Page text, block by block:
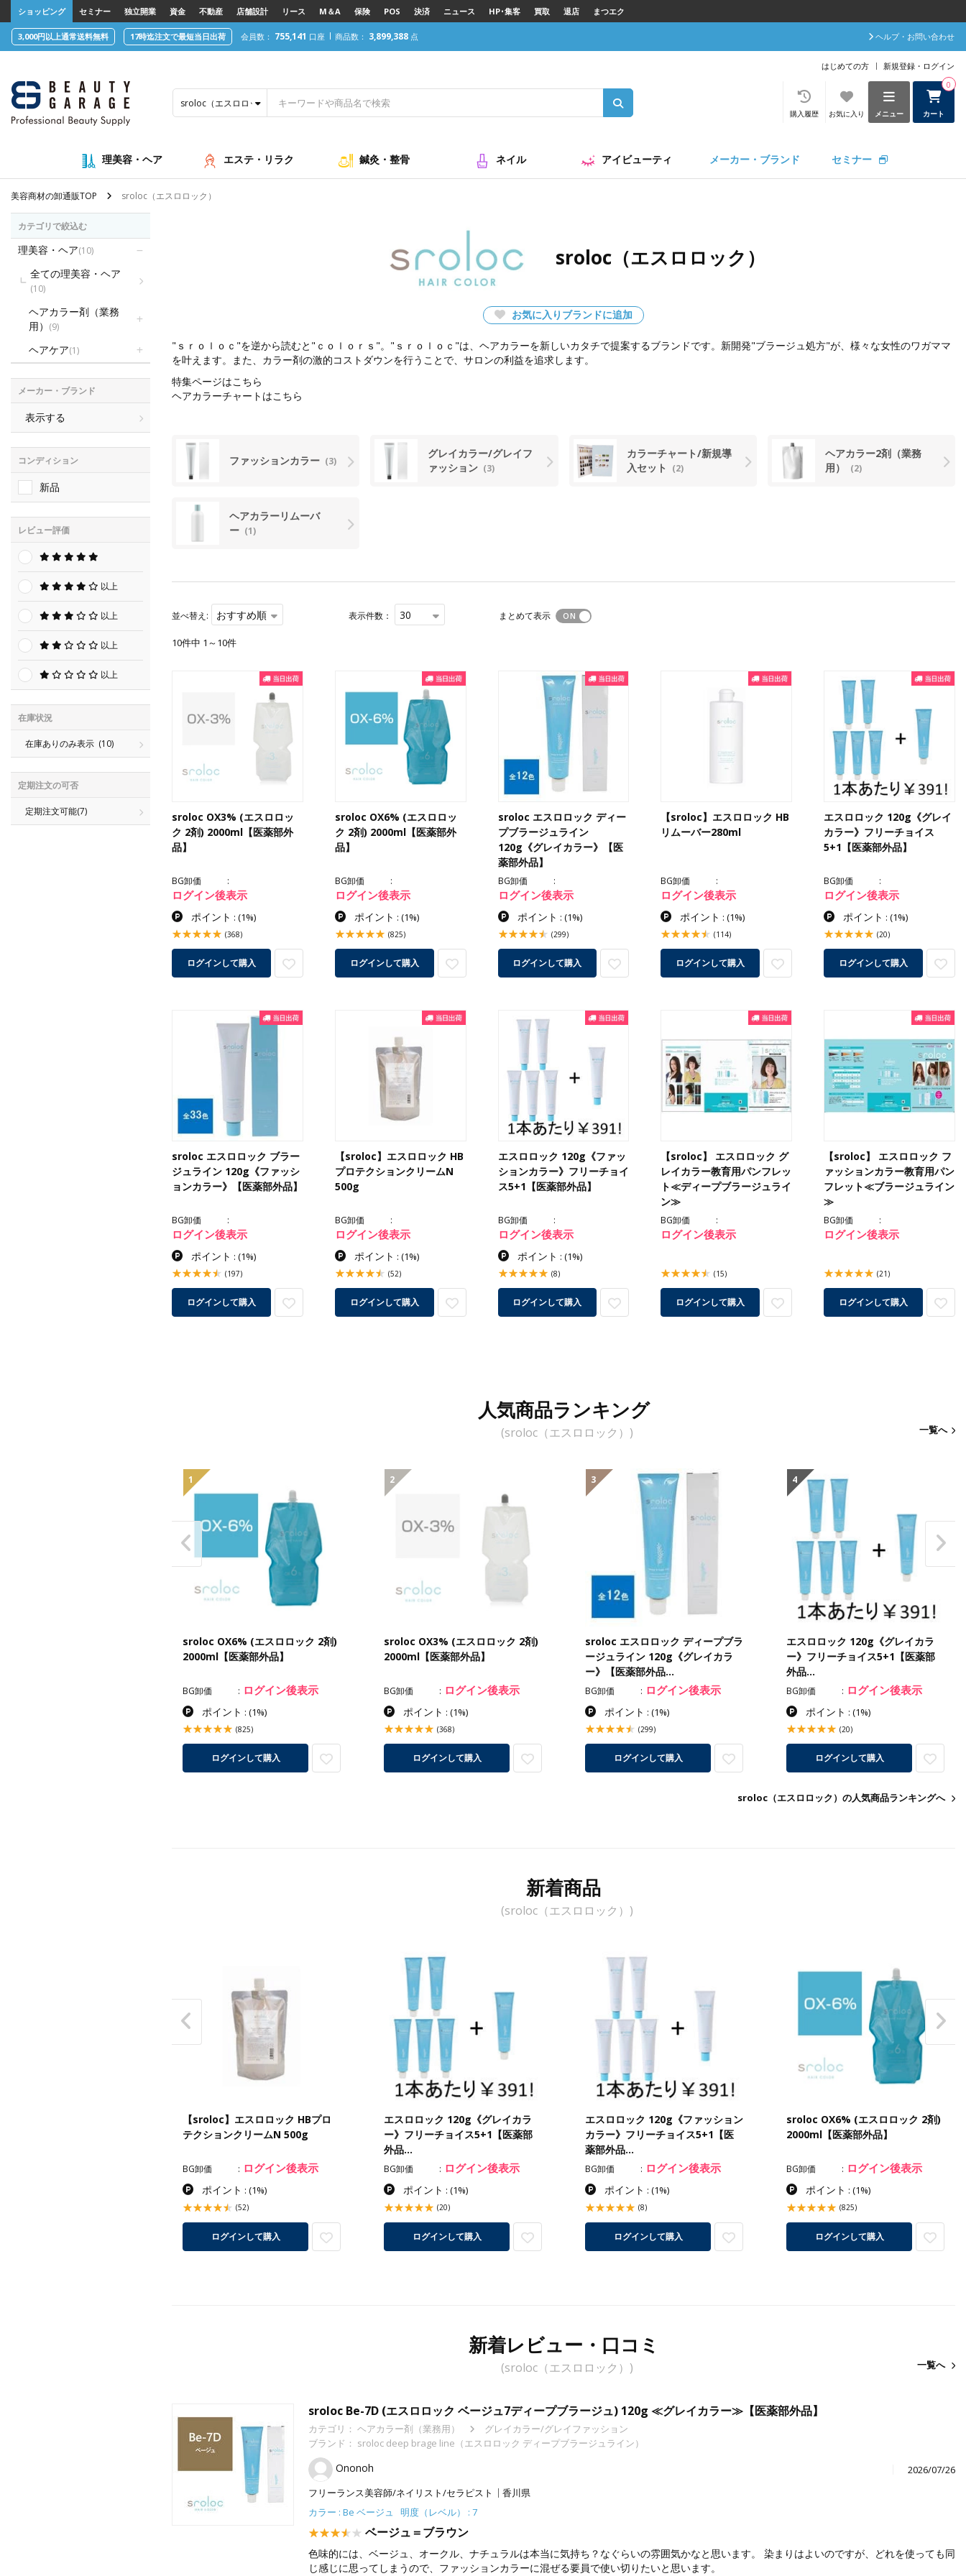
text.skipToContent
text.skipToNavigation
ショッピング セミナー 独立開業 資金 不動産 店舗設計 リース M＆A 保険 POS 決済 ニュース HP･集客 買取 退店 まつエク
3,000円以上通常送料無料 17時迄注文で最短当日出荷 会員数： 755,141 口座 商品数： 3,899,388 点 ヘルプ・お問い合わせ
はじめての方 新規登録・ログイン
カート
0
メニュー
お気に入り
購入履歴
sroloc（エスロロック）
理美容・ヘア エステ・リラク 鍼灸・整骨 ネイル アイビューティ メーカー・ブランド セミナー
美容商材の卸通販TOP sroloc（エスロロック）
カテゴリで絞込む
理美容・ヘア(10)
全ての理美容・ヘア
(10)
ヘアカラー剤（業務
用） (9)
ヘアケア(1)
メーカー・ブランド
表示する
コンディション
新品
レビュー評価
以上
以上
以上
以上
在庫状況
在庫ありのみ表示 (10)
定期注文の可否
定期注文可能(7)
sroloc（エスロロック）
お気に入りブランドに追加
"ｓｒｏｌｏｃ"を逆から読むと"ｃｏｌｏｒｓ"。"ｓｒｏｌｏｃ"は、ヘアカラーを新しいカタチで提案するブランドです。新開発"ブラージュ処方"が、様々な女性のワガママ
を叶えます。また、カラー剤の激的コストダウンを行うことで、サロンの利益を追求します。
特集ページはこちら
ヘアカラーチャートはこちら
ファッションカラー (3)
グレイカラー/グレイフ
ァッション (3)
カラーチャート/新規導
入セット
(2)
ヘアカラー2剤（業務
用）
(2)
ヘアカラーリムーバ
ー (1)
並べ替え: おすすめ順 表示件数： 30 まとめて表示
10件中 1～10件
sroloc OX3% (エスロロッ
ク 2剤) 2000ml【医薬部外
品】
BG卸価
ログイン後表示
ポイント : (1%)
(368)
ログインして購入
sroloc OX6% (エスロロッ
ク 2剤) 2000ml【医薬部外
品】
BG卸価
ログイン後表示
ポイント : (1%)
(825)
ログインして購入
sroloc エスロロック ディー
プブラージュライン
120g《グレイカラー》【医
薬部外品】
BG卸価
ログイン後表示
ポイント : (1%)
(299)
ログインして購入
【sroloc】エスロロック HB
リムーバー280ml
BG卸価
ログイン後表示
ポイント :(1%)
(114)
ログインして購入
エスロロック 120g《グレイ
カラー》フリーチョイス
5+1【医薬部外品】
BG卸価
ログイン後表示
ポイント :(1%)
(20)
ログインして購入
sroloc エスロロック ブラー
ジュライン 120g《ファッシ
ョンカラー》【医薬部外品】
BG卸価
ログイン後表示
ポイント : (1%)
(197)
ログインして購入
【sroloc】エスロロック HB
プロテクションクリームN
500g
BG卸価
ログイン後表示
ポイント : (1%)
(52)
ログインして購入
エスロロック 120g《ファッ
ションカラー》フリーチョイ
ス5+1【医薬部外品】
BG卸価
ログイン後表示
ポイント : (1%)
(8)
ログインして購入
【sroloc】 エスロロック グ
レイカラー教育用パンフレッ
ト≪ディープブラージュライ
ン≫
BG卸価
ログイン後表示
(15)
ログインして購入
【sroloc】 エスロロック フ
ァッションカラー教育用パン
フレット≪ブラージュライン
≫
BG卸価
ログイン後表示
(21)
ログインして購入
人気商品ランキング
(sroloc（エスロロック）) 一覧へ
1
sroloc OX6% (エスロロック 2剤)
2000ml【医薬部外品】
BG卸価 ログイン後表示
ポイント : (1%)
(825)
ログインして購入
2
sroloc OX3% (エスロロック 2剤)
2000ml【医薬部外品】
BG卸価 ログイン後表示
ポイント : (1%)
(368)
ログインして購入
3
sroloc エスロロック ディープブラ
ージュライン 120g《グレイカラ
ー》【医薬部外品…
BG卸価 ログイン後表示
ポイント : (1%)
(299)
ログインして購入
4
エスロロック 120g《グレイカラ
ー》フリーチョイス5+1【医薬部
外品…
BG卸価 ログイン後表示
ポイント : (1%)
(20)
ログインして購入
sroloc（エスロロック）の人気商品ランキングへ
新着商品
(sroloc（エスロロック）)
【sroloc】エスロロック HBプロ
テクションクリームN 500g
BG卸価 ログイン後表示
ポイント : (1%)
(52)
ログインして購入
エスロロック 120g《グレイカラ
ー》フリーチョイス5+1【医薬部
外品…
BG卸価 ログイン後表示
ポイント : (1%)
(20)
ログインして購入
エスロロック 120g《ファッション
カラー》フリーチョイス5+1【医
薬部外品…
BG卸価 ログイン後表示
ポイント : (1%)
(8)
ログインして購入
sroloc OX6% (エスロロック 2剤)
2000ml【医薬部外品】
BG卸価 ログイン後表示
ポイント : (1%)
(825)
ログインして購入
新着レビュー・口コミ
(sroloc（エスロロック）) 一覧へ
sroloc Be-7D (エスロロック ベージュ7ディープブラージュ) 120g ≪グレイカラー≫【医薬部外品】
カテゴリ： ヘアカラー剤（業務用）
グレイカラー/グレイファッション
ブランド： sroloc deep brage line（エスロロック ディープブラージュライン）
Ononoh
2026/07/26
フリーランス美容師/ネイリスト/セラピスト
香川県
カラー : Be ベージュ 明度（レベル） : 7
ベージュ＝ブラウン
色味的には、ベージュ、オークル、ナチュラルは本当に気持ち？なぐらいの雰囲気かなと思います。 染まりはよいのですが、どれを使っても同
じ感じに思ってしまうので、ファッションカラーに混ぜる要員で使い切りたいと思います。